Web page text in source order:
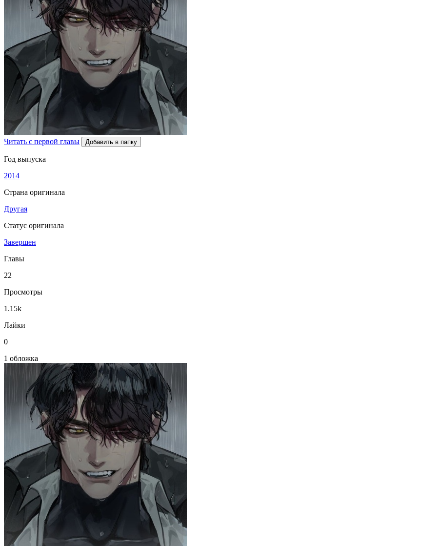
Читать с первой главы Добавить в папку
Год выпуска
2014
Страна оригинала
Другая
Статус оригинала
Завершен
Главы
22
Просмотры
1.15k
Лайки
0
1 обложка